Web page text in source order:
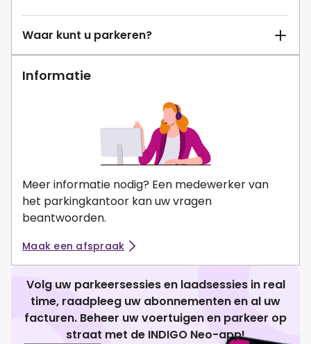
Waar kunt u parkeren?
Informatie
Meer informatie nodig? Een medewerker van
het parkingkantoor kan uw vragen
beantwoorden.
Maak een afspraak
Volg uw parkeersessies en laadsessies in real
time, raadpleeg uw abonnementen en al uw
facturen. Beheer uw voertuigen en parkeer op
straat met de INDIGO Neo-app!